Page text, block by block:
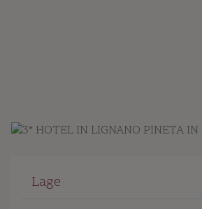
Lage